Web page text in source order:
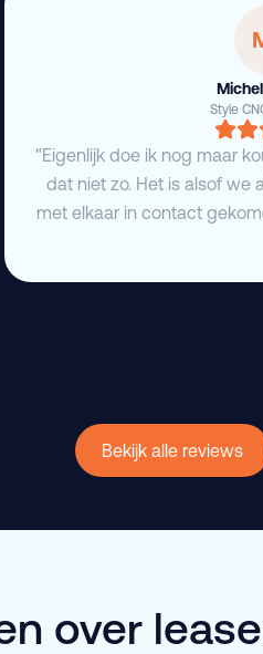
Style
"Eigenlijk doe ik nog maar
dat niet zo. Het is alsof we
met elkaar in contact
Bekijk alle reviews
over